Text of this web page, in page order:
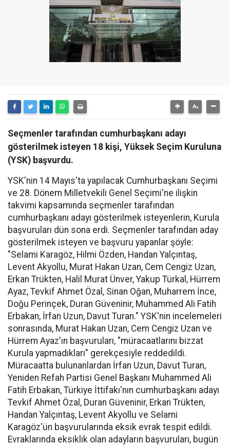
Seçmenler tarafından cumhurbaşkanı adayı
gösterilmek isteyen 18 kişi, Yüksek Seçim Kuruluna
(YSK) başvurdu.
YSK'nin 14 Mayıs'ta yapılacak Cumhurbaşkanı Seçimi
ve 28. Dönem Milletvekili Genel Seçimi'ne ilişkin
takvimi kapsamında seçmenler tarafından
cumhurbaşkanı adayı gösterilmek isteyenlerin, Kurula
başvuruları dün sona erdi. Seçmenler tarafından aday
gösterilmek isteyen ve başvuru yapanlar şöyle:
"Selami Karagöz, Hilmi Özden, Handan Yalçıntaş,
Levent Akyollu, Murat Hakan Uzan, Cem Cengiz Uzan,
Erkan Trükten, Halil Murat Ünver, Yakup Türkal, Hürrem
Ayaz, Tevkif Ahmet Özal, Sinan Oğan, Muharrem İnce,
Doğu Perinçek, Duran Güveninir, Muhammed Ali Fatih
Erbakan, İrfan Uzun, Davut Turan." YSK'nin incelemeleri
sonrasında, Murat Hakan Uzan, Cem Cengiz Uzan ve
Hürrem Ayaz'ın başvuruları, "müracaatlarını bizzat
Kurula yapmadıkları" gerekçesiyle reddedildi.
Müracaatta bulunanlardan İrfan Uzun, Davut Turan,
Yeniden Refah Partisi Genel Başkanı Muhammed Ali
Fatih Erbakan, Türkiye İttifakı'nın cumhurbaşkanı adayı
Tevkif Ahmet Özal, Duran Güveninir, Erkan Trükten,
Handan Yalçıntaş, Levent Akyollu ve Selami
Karagöz'ün başvurularında eksik evrak tespit edildi.
Evraklarında eksiklik olan adayların başvuruları, bugün